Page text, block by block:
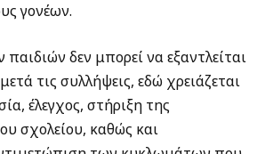
γονέων.
δεν μπορεί να εξαντλείται
τις συλλήψεις, εδώ χρειάζεται
έλεγχος, στήριξη της
σχολείου, καθώς και